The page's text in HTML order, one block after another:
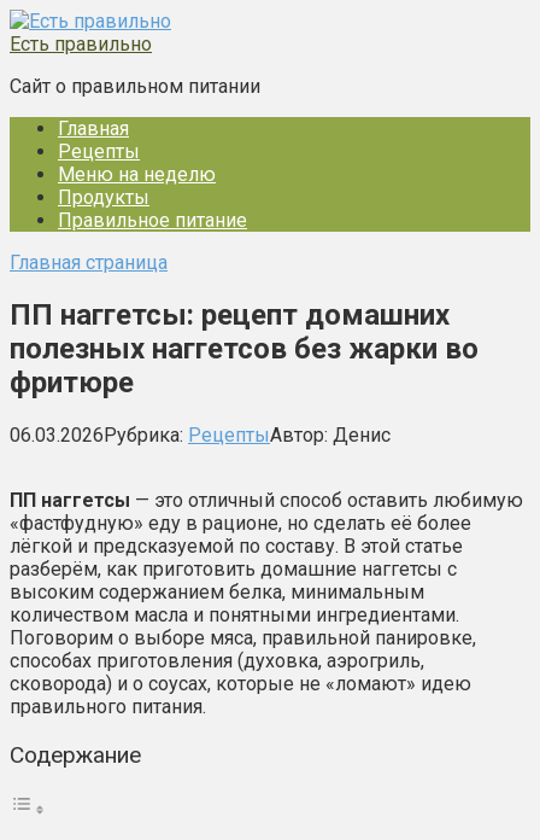
Перейти
к
Есть правильно
Сайт о правильном питании
Главная
Рецепты
Меню на неделю
Продукты
Правильное питание
Главная страница
ПП наггетсы: рецепт домашних
полезных наггетсов без жарки во
фритюре
06.03.2026Рубрика: РецептыАвтор: Денис
ПП наггетсы — это отличный способ оставить любимую
«фастфудную» еду в рационе, но сделать её более
лёгкой и предсказуемой по составу. В этой статье
разберём, как приготовить домашние наггетсы с
высоким содержанием белка, минимальным
количеством масла и понятными ингредиентами.
Поговорим о выборе мяса, правильной панировке,
способах приготовления (духовка, аэрогриль,
сковорода) и о соусах, которые не «ломают» идею
правильного питания.
Содержание